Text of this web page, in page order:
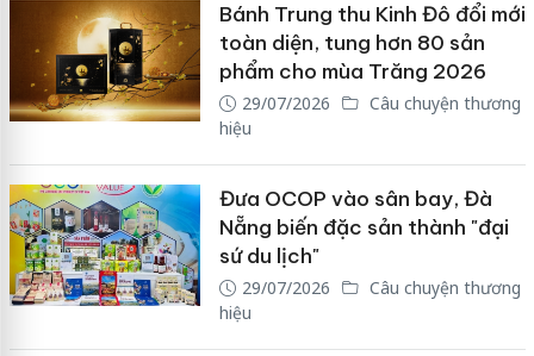
Bánh Trung thu Kinh Đô đổi mới
toàn diện, tung hơn 80 sản
phẩm cho mùa Trăng 2026
29/07/2026
Câu chuyện thương
hiệu
Đưa OCOP vào sân bay, Đà
Nẵng biến đặc sản thành "đại
sứ du lịch"
29/07/2026
Câu chuyện thương
hiệu